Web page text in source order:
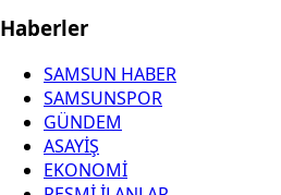
Haberler
SAMSUN HABER
SAMSUNSPOR
GÜNDEM
ASAYİŞ
EKONOMİ